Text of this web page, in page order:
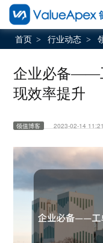
首页 > 行业动态 >
企业必备——
现效率提升
领值博客 2023-02-14